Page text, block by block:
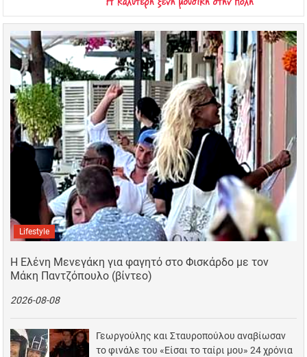
Lifestyle
Η Ελένη Μενεγάκη για φαγητό στο Φισκάρδο με τον
Μάκη Παντζόπουλο (βίντεο)
2026-08-08
Γεωργούλης και Σταυροπούλου αναβίωσαν
το φινάλε του «Είσαι το ταίρι μου» 24 χρόνια